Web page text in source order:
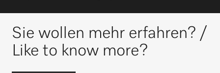
Sie wollen mehr erfahren? /
Like to know more?